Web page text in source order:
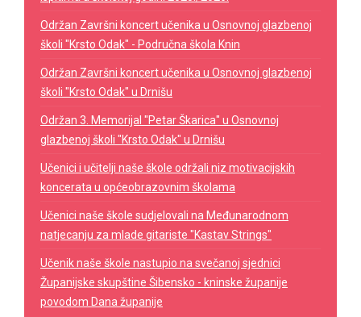
Održan Završni koncert učenika u Osnovnoj glazbenoj
školi "Krsto Odak" - Područna škola Knin
Održan Završni koncert učenika u Osnovnoj glazbenoj
školi "Krsto Odak" u Drnišu
Održan 3. Memorijal "Petar Škarica" u Osnovnoj
glazbenoj školi "Krsto Odak" u Drnišu
Učenici i učitelji naše škole održali niz motivacijskih
koncerata u općeobrazovnim školama
Učenici naše škole sudjelovali na Međunarodnom
natjecanju za mlade gitariste "Kastav Strings"
Učenik naše škole nastupio na svečanoj sjednici
Županijske skupštine Šibensko - kninske županije
povodom Dana županije